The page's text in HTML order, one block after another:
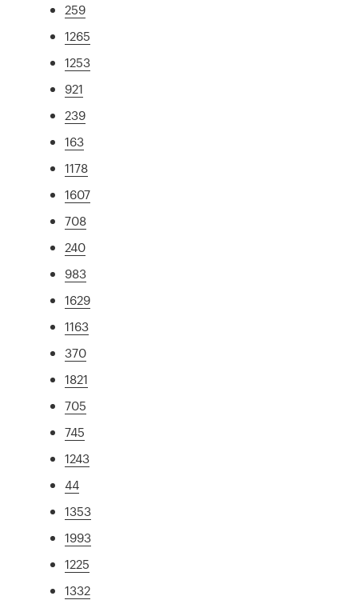
259
1265
1253
921
239
163
1178
1607
708
240
983
1629
1163
370
1821
705
745
1243
44
1353
1993
1225
1332